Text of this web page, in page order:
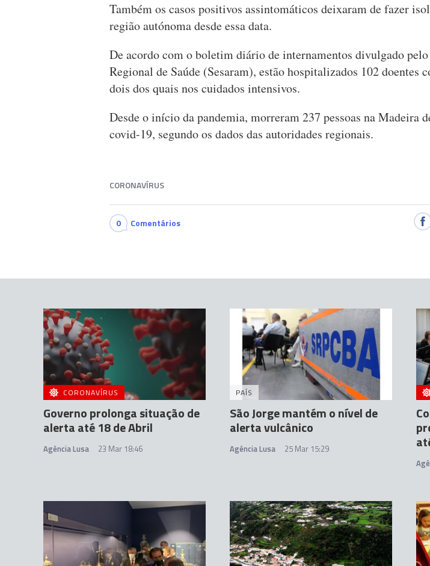
Também os casos positivos assintomáticos deixaram de fazer
região autónoma desde essa data.
De acordo com o boletim diário de internamentos divulgado
Regional de Saúde (Sesaram), estão hospitalizados 102 doentes
dois dos quais nos cuidados intensivos.
Desde o início da pandemia, morreram 237 pessoas na Madeira
covid-19, segundo os dados das autoridades regionais.
CORONAVÍRUS
0 Comentários
CORONAVÍRUS
Governo prolonga situação de
alerta até 18 de Abril
Agência Lusa 23 Mar 18:46
PAÍS
São Jorge mantém o nível de
alerta vulcânico
Agência Lusa 25 Mar 15:29